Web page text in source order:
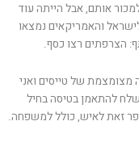
רצו למכור אותם, אבל הייתה עוד
והאמריקאים נמצאו
הצרפתים רצו כסף.
קבוצה מצומצמת של טייסים ואני
להתאמן בטיסה בחיל
זאת לאיש, כולל למשפחה.